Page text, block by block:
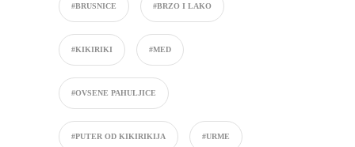
#BRUSNICE #BRZO I LAKO
#KIKIRIKI #MED
#OVSENE PAHULJICE
#PUTER OD KIKIRIKIJA #URME